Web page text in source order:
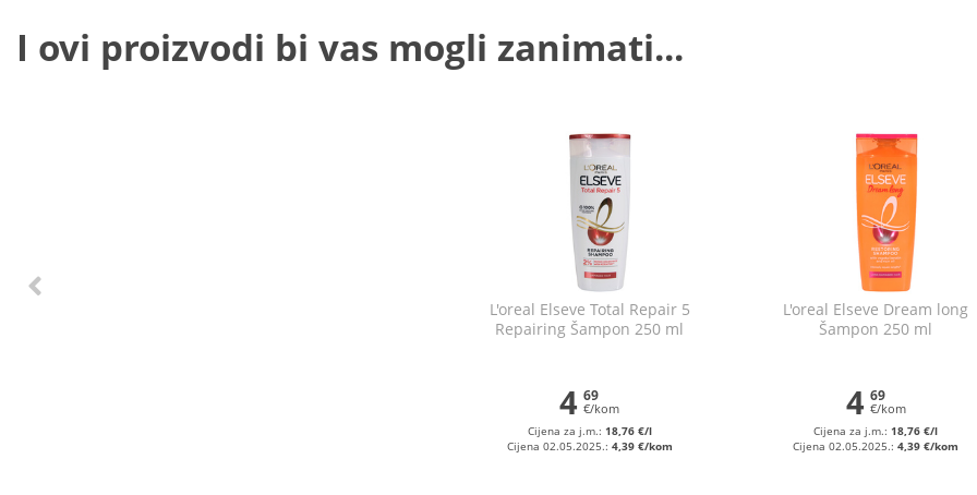
I ovi proizvodi bi vas mogli zanimati...
L'oreal Elseve Total Repair 5
Repairing Šampon 250 ml
4 69
€/kom
Cijena za j.m.: 18,76 €/l
Cijena 02.05.2025.: 4,39 €/kom
L'oreal Elseve Dream long
Šampon 250 ml
4 69
€/kom
Cijena za j.m.:18,76 €/l
Cijena 02.05.2025.:4,39 €/kom